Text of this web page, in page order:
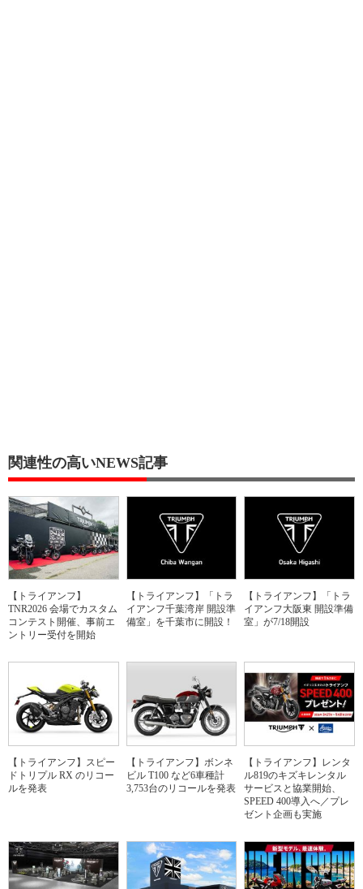
関連性の高いNEWS記事
【トライアンフ】
TNR2026 会場でカスタム
コンテスト開催、事前エ
ントリー受付を開始
【トライアンフ】「トラ
イアンフ千葉湾岸 開設準
備室」を千葉市に開設！
【トライアンフ】「トラ
イアンフ大阪東 開設準備
室」が7/18開設
【トライアンフ】スピー
ドトリプル RX のリコー
ルを発表
【トライアンフ】ボンネ
ビル T100 など6車種計
3,753台のリコールを発表
【トライアンフ】レンタ
ル819のキズキレンタル
サービスと協業開始、
SPEED 400導入へ／プレ
ゼント企画も実施